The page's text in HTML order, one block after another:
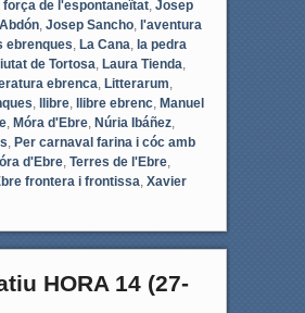
força de l'espontaneïtat, Josep
, Josep Sancho, l'aventura
ebrenques La Cana la pedra
de Tortosa Laura Tienda
ebrenca Litterarum
llibre, llibre ebrenc, Manuel
, Móra d'Ebre, Núria Ibáñez,
Per carnaval farina i cóc amb
d'Ebre, Terres de l'Ebre,
frontera i frontissa Xavier
HORA 14 (27-